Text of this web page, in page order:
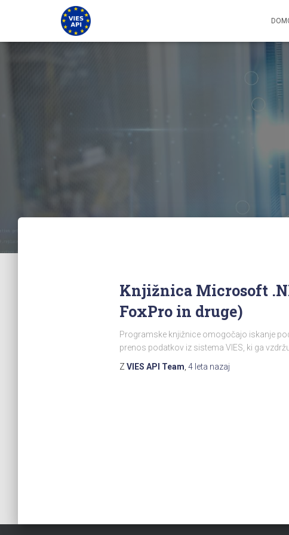
Knjižnica Microsoft
FoxPro in druge)
Programske knjižnice omogočajo iskanje
prenos podatkov iz sistema VIES, ki ga
Z VIES API Team 4 leta nazaj